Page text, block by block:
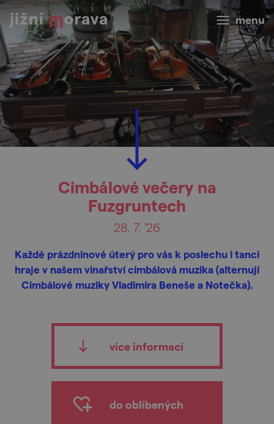
menu
Cimbálové večery na
Fuzgruntech
28. 7. '26
Každé prázdninové úterý pro vás k poslechu i tanci
hraje v našem vinařství cimbálová muzika (alternují
Cimbálové muziky Vladimíra Beneše a Notečka).
více informací
do oblíbených